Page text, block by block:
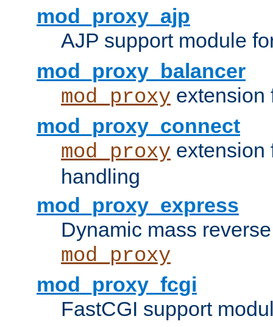
mod_proxy_ajp
AJP support module
mod_proxy_balancer
mod_proxy extension
mod_proxy_connect
mod_proxy
handling
mod_proxy_express
Dynamic mass
mod_proxy
mod_proxy_fcgi
FastCGI support